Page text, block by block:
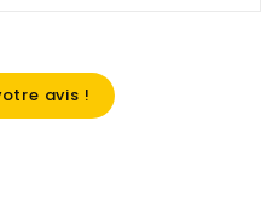
avis !